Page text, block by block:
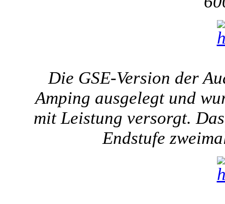
Die GSE-Version der
Amping ausgelegt und
mit Leistung versorgt.
Endstufe